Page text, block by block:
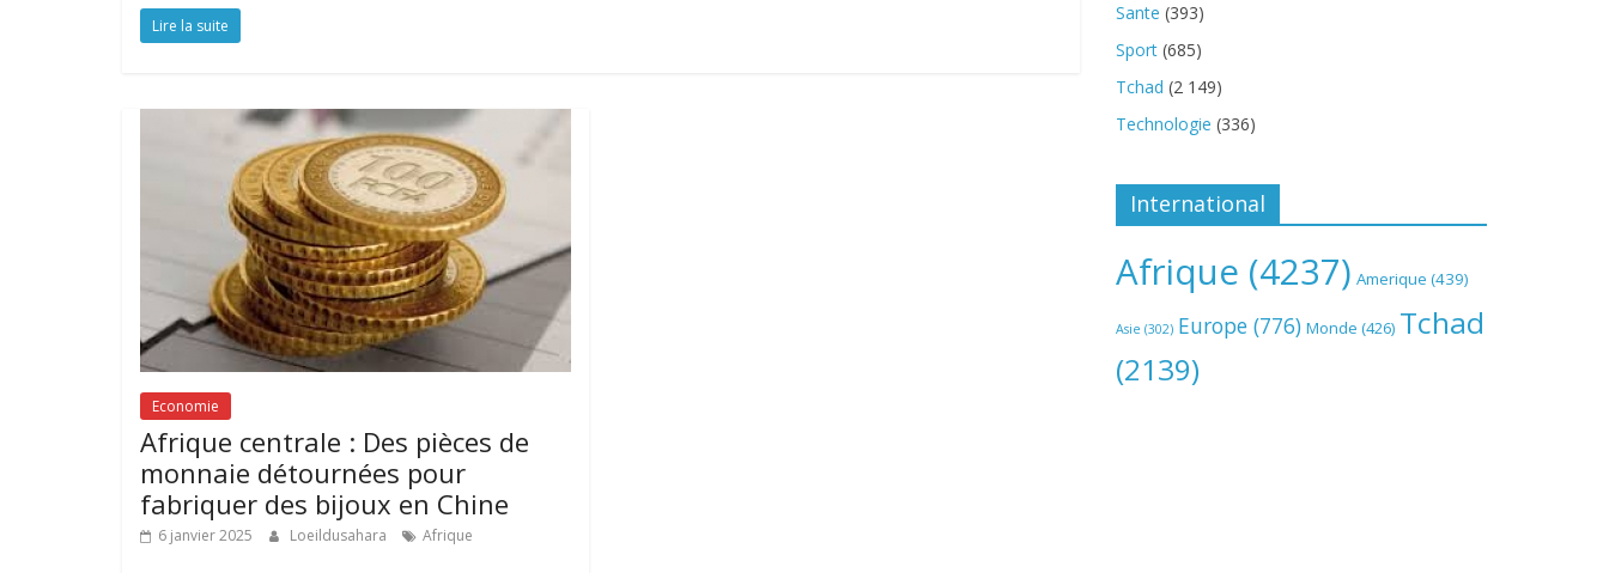
Lire la suite
Economie
Afrique centrale : Des pièces de
monnaie détournées pour
fabriquer des bijoux en Chine
6 janvier 2025 Loeildusahara Afrique
Sante (393)
Sport (685)
Tchad (2 149)
Technologie (336)
International
Afrique (4237) Amerique (439)
Asie (302) Europe (776) Monde (426) Tchad
(2139)